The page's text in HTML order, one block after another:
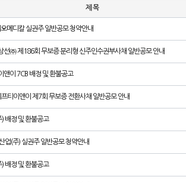
제 목
메디칼 실권주 일반공모 청약안내
선㈜ 제186회 무보증 분리형 신주인수권부사채 일반공모 안내
앤이 7CB 배정 및 환불공고
프티이앤이 제7회 무보증 전환사채 일반공모 안내
) 배정 및 환불공고
업(주) 실권주 일반공모 청약안내
) 배정 및 환불공고